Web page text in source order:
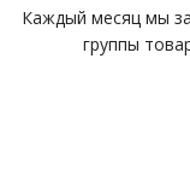
Каждый месяц мы
группы